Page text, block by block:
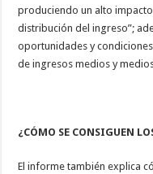
produciendo un alto
distribución del ingreso”;
oportunidades y
de ingresos medios y
¿CÓMO SE CONSIGUEN
El informe también explica